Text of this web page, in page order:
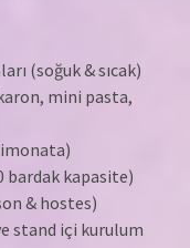
(soğuk & sıcak)
mini pasta,
bardak kapasite)
& hostes)
stand içi kurulum